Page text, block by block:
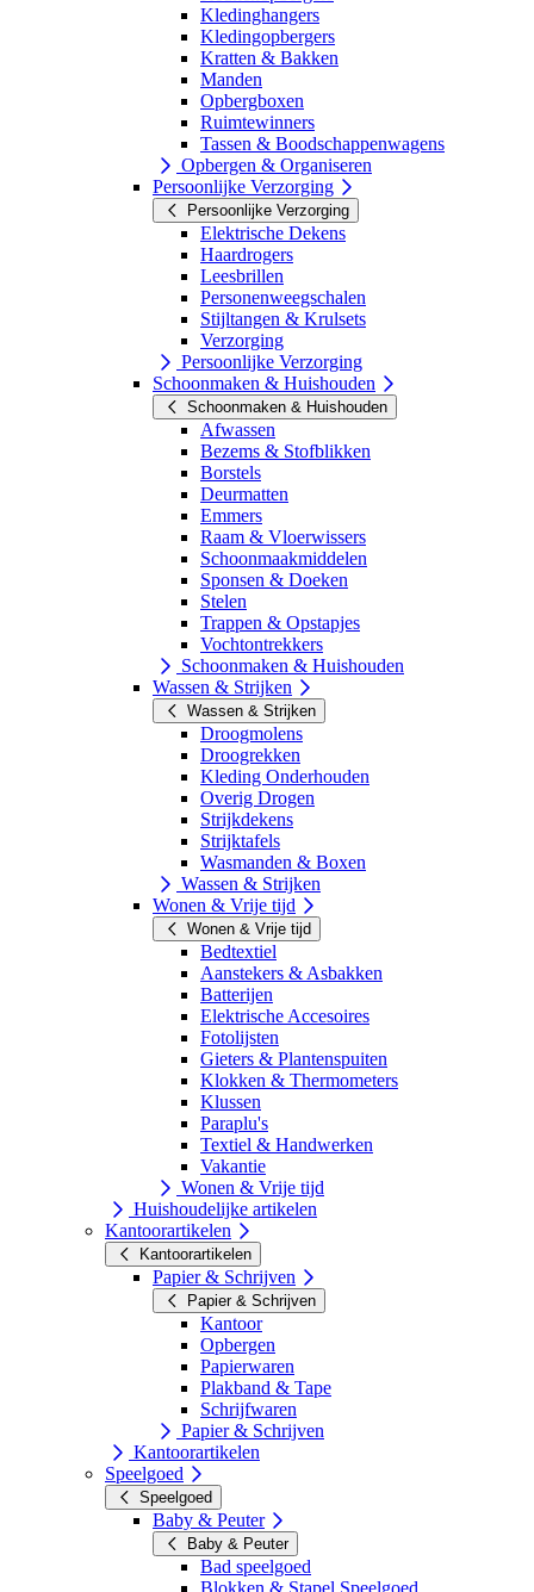
Kledinghangers
Kledingopbergers
Kratten & Bakken
Manden
Opbergboxen
Ruimtewinners
Tassen & Boodschappenwagens
Opbergen & Organiseren
Persoonlijke Verzorging
Persoonlijke Verzorging
Elektrische Dekens
Haardrogers
Leesbrillen
Personenweegschalen
Stijltangen & Krulsets
Verzorging
Persoonlijke Verzorging
Schoonmaken & Huishouden
Schoonmaken & Huishouden
Afwassen
Bezems & Stofblikken
Borstels
Deurmatten
Emmers
Raam & Vloerwissers
Schoonmaakmiddelen
Sponsen & Doeken
Stelen
Trappen & Opstapjes
Vochtontrekkers
Schoonmaken & Huishouden
Wassen & Strijken
Wassen & Strijken
Droogmolens
Droogrekken
Kleding Onderhouden
Overig Drogen
Strijkdekens
Strijktafels
Wasmanden & Boxen
Wassen & Strijken
Wonen & Vrije tijd
Wonen & Vrije tijd
Bedtextiel
Aanstekers & Asbakken
Batterijen
Elektrische Accesoires
Fotolijsten
Gieters & Plantenspuiten
Klokken & Thermometers
Klussen
Paraplu's
Textiel & Handwerken
Vakantie
Wonen & Vrije tijd
Huishoudelijke artikelen
Kantoorartikelen
Kantoorartikelen
Papier & Schrijven
Papier & Schrijven
Kantoor
Opbergen
Papierwaren
Plakband & Tape
Schrijfwaren
Papier & Schrijven
Kantoorartikelen
Speelgoed
Speelgoed
Baby & Peuter
Baby & Peuter
Bad speelgoed
Blokken & Stapel Speelgoed